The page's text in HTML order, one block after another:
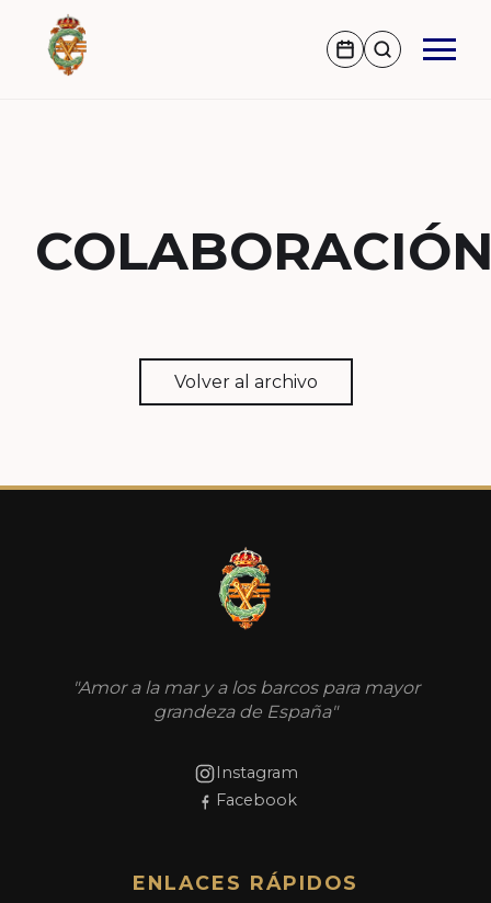
Volver al archivo
"Amor a la mar y a los barcos para mayor
grandeza de España"
Instagram
Facebook
ENLACES RÁPIDOS